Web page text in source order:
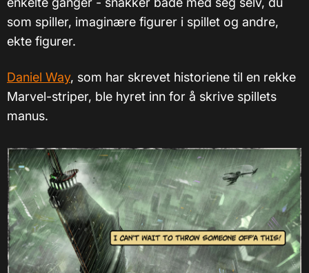
som spiller, imaginære figurer i spillet og andre,
ekte figurer.
Daniel Way, som har skrevet historiene til en rekke
Marvel-striper, ble hyret inn for å skrive spillets
manus.